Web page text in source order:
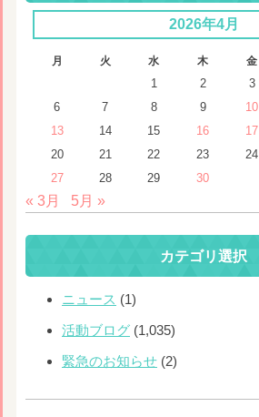
2026年4月
月 火 水 木 金
1 2 3
6
7 8 9 10
13
14 15 16 17
20
21 22 23 24
27
28 29 30
« 3月 5月 »
カテゴリ選択
ニュース (1)
活動ブログ (1,035)
緊急のお知らせ (2)